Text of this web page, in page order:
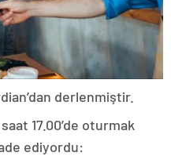
derlenmiştir.
17.00’de oturmak
ediyordu: